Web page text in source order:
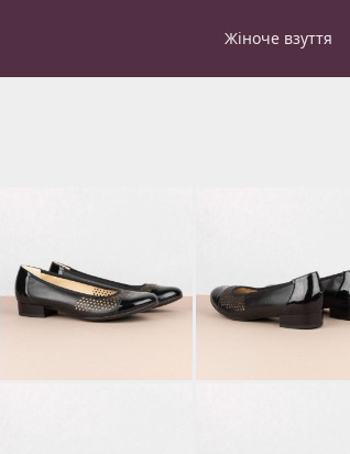
Жіноче взуття